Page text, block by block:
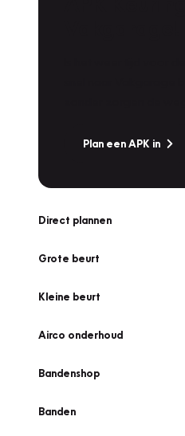
Plan een APK in
Direct plannen
Grote beurt
Kleine beurt
Airco onderhoud
Bandenshop
Banden